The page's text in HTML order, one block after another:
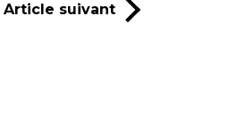
Article suivant